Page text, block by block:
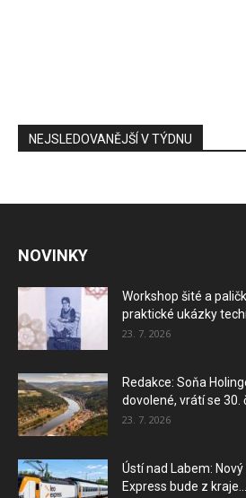
NEJSLEDOVANĚJŠÍ V TÝDNU
NOVINKY
Workshop šité a
praktické ukázky
23. 7. 2026
Redakce: Soňa
dovolené, vrátí se 30.
23. 7. 2026
Ústí nad Labem:
Express bude z kraje...